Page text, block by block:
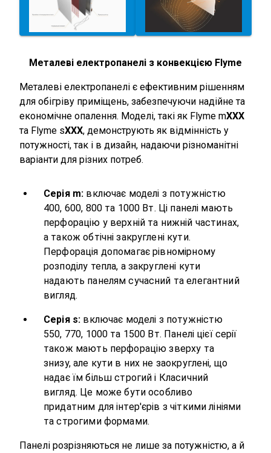
Металеві електропанелі з конвекцією Flyme
Металеві електропанелі є ефективним рішенням
для обігріву приміщень, забезпечуючи надійне та
економічне опалення. Моделі, такі як Flyme mXXX
та Flyme sXXX, демонструють як відмінність у
потужності, так і в дизайн, надаючи різноманітні
варіанти для різних потреб.
Серія m: включає моделі з потужністю
400, 600, 800 та 1000 Вт. Ці панелі мають
перфорацію у верхній та нижній частинах,
а також обтічні закруглені кути.
Перфорація допомагає рівномірному
розподілу тепла, а закруглені кути
надають панелям сучасний та елегантний
вигляд.
Серія s: включає моделі з потужністю
550, 770, 1000 та 1500 Вт. Панелі цієї серії
також мають перфорацію зверху та
знизу, але кути в них не заокруглені, що
надає їм більш строгий і Класичний
вигляд. Це може бути особливо
придатним дляінтер'єрів з чіткими лініями
та строгими формами.
Панелі розрізняються не лише за потужністю, а й